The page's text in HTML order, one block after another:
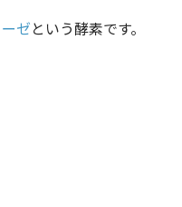
ゼという酵素です。